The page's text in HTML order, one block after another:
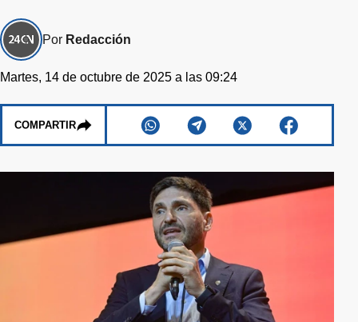
Por Redacción
Martes, 14 de octubre de 2025 a las 09:24
COMPARTIR